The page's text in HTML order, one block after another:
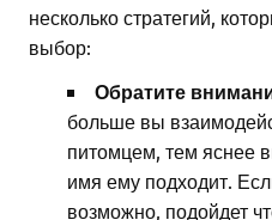
несколько стратегий,
выбор:
Обратите
больше вы
питомцем, тем яснее
имя ему подходит.
возможно, подойдет